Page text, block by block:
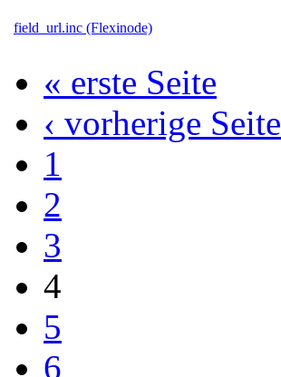
field_url.inc (Flexinode)
« erste Seite
‹ vorherige Seite
1
2
3
4
5
6